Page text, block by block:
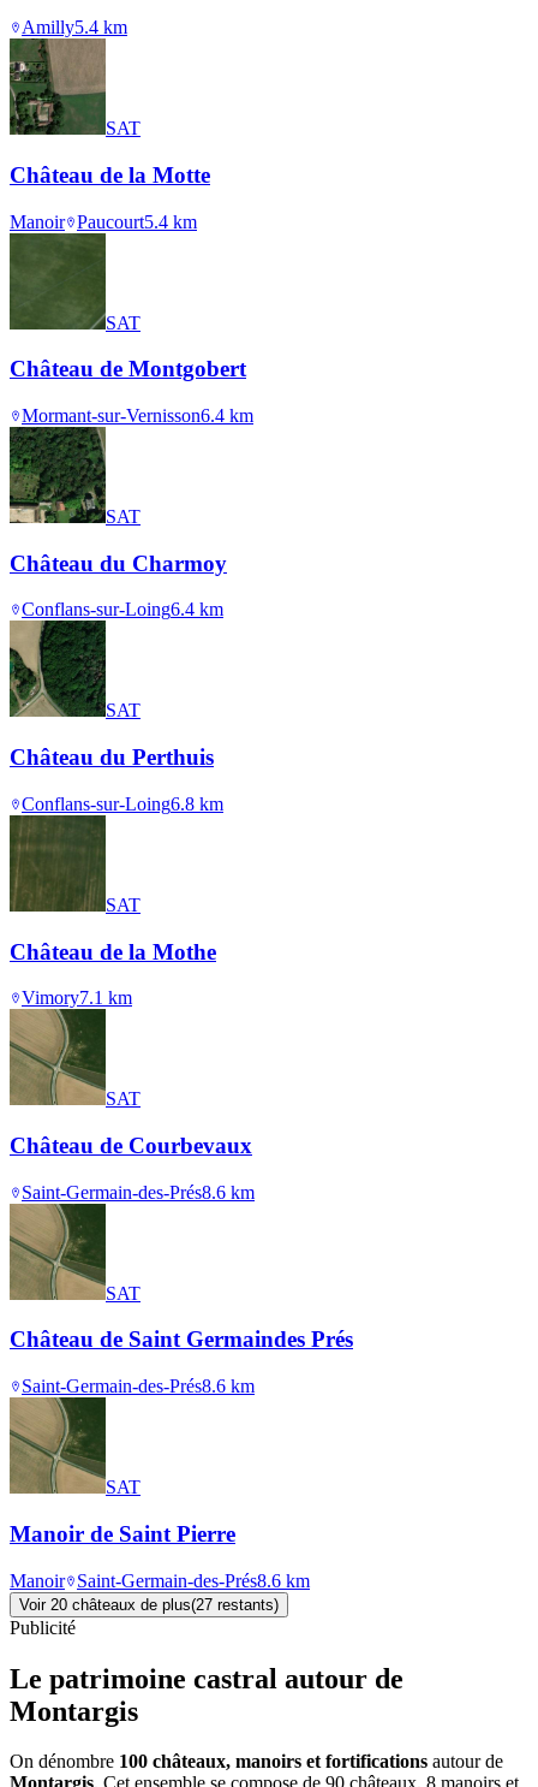
Amilly5.4 km
SAT
Château de la Motte
Manoir Paucourt5.4 km
SAT
Château de Montgobert
Mormant-sur-Vernisson6.4 km
SAT
Château du Charmoy
Conflans-sur-Loing6.4 km
SAT
Château du Perthuis
Conflans-sur-Loing6.8 km
SAT
Château de la Mothe
Vimory7.1 km
SAT
Château de Courbevaux
Saint-Germain-des-Prés8.6 km
SAT
Château de Saint Germaindes Prés
Saint-Germain-des-Prés8.6 km
SAT
Manoir de Saint Pierre
Manoir Saint-Germain-des-Prés8.6 km
Voir 20 châteaux de plus(27 restants)
Publicité
Le patrimoine castral autour de
Montargis
On dénombre 100 châteaux, manoirs et fortifications autour de